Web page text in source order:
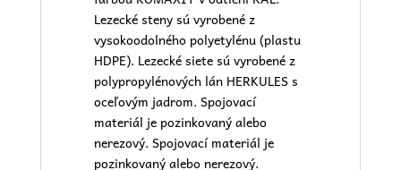
Lezecké steny sú vyrobené z
vysokoodolného polyetylénu (plastu
HDPE). Lezecké siete sú vyrobené z
polypropylénových lán HERKULES s
oceľovým jadrom. Spojovací
materiál je pozinkovaný alebo
nerezový. Spojovací materiál je
pozinkovaný alebo nerezový.